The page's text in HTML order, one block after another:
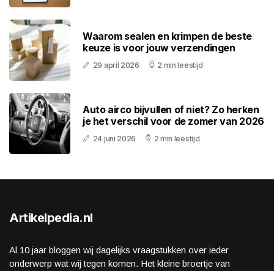
Waarom sealen en krimpen de beste
keuze is voor jouw verzendingen
29 april 2026 2 min leestijd
Auto airco bijvullen of niet? Zo herken
je het verschil voor de zomer van 2026
24 juni 2026 2 min leestijd
Artikelpedia.nl
Al 10 jaar bloggen wij dagelijks vraagstukken over ieder
onderwerp wat wij tegen komen. Het kleine broertje van